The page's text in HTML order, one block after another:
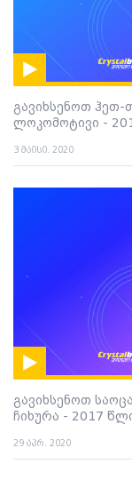
გავიხსენოთ
ლოკომოტივი -
3 მაისი. 2020
გავიხსენოთ
ჩიხურა - 2017
29 აპრ. 2020